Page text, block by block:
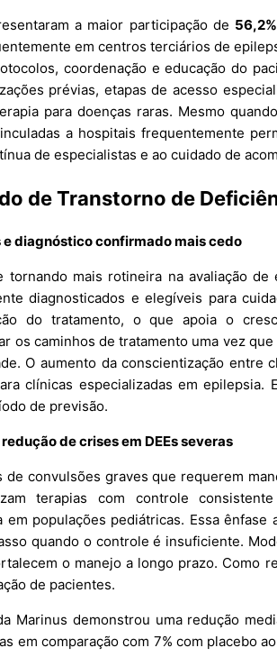
a maior participação de 56,2%
em centros terciários de
coordenação e educação do
prévias, etapas de acesso
para doenças raras. Mesmo
a hospitais frequentemente
de especialistas e ao cuidado de
de Transtorno de
diagnóstico confirmado mais cedo
tornando mais rotineira na avaliação
diagnosticados e elegíveis para
do tratamento, o que apoia o
os caminhos de tratamento uma vez
O aumento da conscientização entre
clínicas especializadas em epilepsia.
de previsão.
de crises em DEEs severas
de convulsões graves que requerem
terapias com controle
populações pediátricas. Essa
quando o controle é insuficiente.
o manejo a longo prazo. Como
de pacientes.
Marinus demonstrou uma redução
em comparação com 7% com placebo